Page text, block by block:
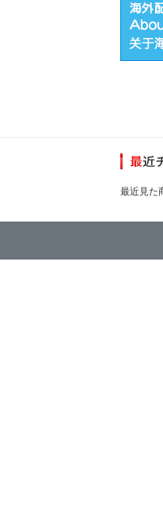
最近見た